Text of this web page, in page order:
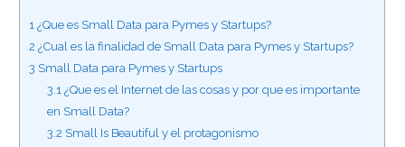
1 ¿Que es Small Data para Pymes y Startups?
2 ¿Cual es la finalidad de Small Data para Pymes y Startups?
3 Small Data para Pymes y Startups
3.1¿Que es el Internet de las cosas y por que es importante
en Small Data?
3.2 Small Is Beautiful y el protagonismo